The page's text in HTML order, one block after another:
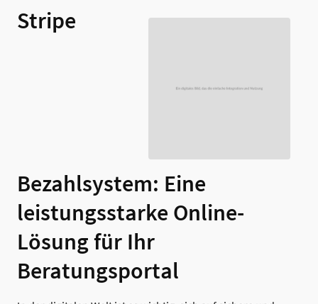
Stripe
Bezahlsystem: Eine
leistungsstarke Online-
Lösung für Ihr
Beratungsportal